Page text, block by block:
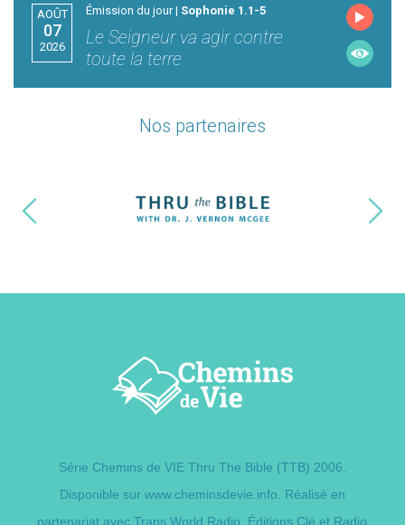
AOÛT
07
2026
Émission du jour | Sophonie 1.1-5
Le Seigneur va agir contre
toute la terre
Nos partenaires
Série Chemins de VIE Thru The Bible (TTB) 2006.
Disponible sur www.cheminsdevie.info . Réalisé en
partenariat avec Trans World Radio, Éditions Clé et Radio